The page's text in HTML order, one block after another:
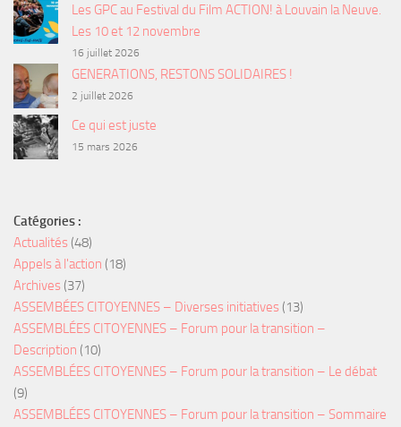
Les GPC au Festival du Film ACTION! à Louvain la Neuve.
Les 10 et 12 novembre
16 juillet 2026
GENERATIONS, RESTONS SOLIDAIRES !
2 juillet 2026
Ce qui est juste
15 mars 2026
Catégories :
Actualités (48)
Appels à l'action (18)
Archives (37)
ASSEMBÉES CITOYENNES – Diverses initiatives (13)
ASSEMBLÉES CITOYENNES – Forum pour la transition –
Description (10)
ASSEMBLÉES CITOYENNES – Forum pour la transition – Le débat
(9)
ASSEMBLÉES CITOYENNES – Forum pour la transition – Sommaire